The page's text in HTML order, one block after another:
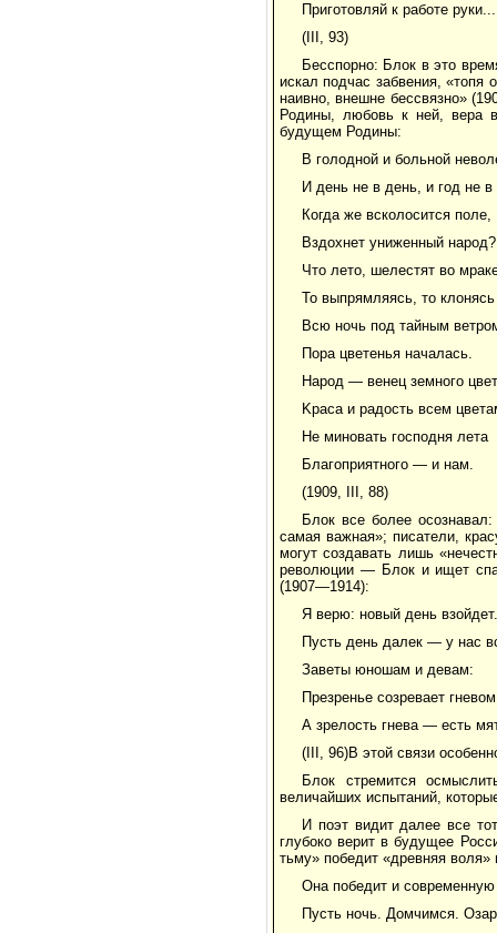
Приготовляй к работе руки...
(III, 93)
Бесспорно: Блок в это
искал подчас забвения, «топя
наивно, внешне бессвязно»
Родины, любовь к ней, вера
будущем Родины:
В голодной и больной
И день не в день, и год не в
Когда же всколосится поле,
Вздохнет униженный народ?
Что лето, шелестят во
То выпрямляясь, то клонясь
Всю ночь под тайным
Пора цветенья началась.
Народ — венец земного
Kраса и радость всем
Не миновать господня лета
Благоприятного — и нам.
(1909, III, 88)
Блок все более
самая важная»; писатели,
могут создавать лишь
революции — Блок и ищет
(1907—1914):
Я верю: новый день
Пусть день далек — у нас
Заветы юношам и девам:
Презренье созревает
А зрелость гнева — есть
(III, 96)В этой связи
Блок стремится
величайших испытаний,
И поэт видит далее все
глубоко верит в будущее
тьму» победит «древняя
Она победит и
Пусть ночь. Домчимся.